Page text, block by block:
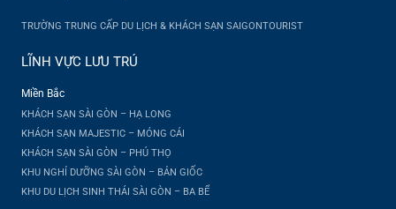
TRƯỜNG TRUNG CẤP DU LỊCH & KHÁCH SẠN SAIGONTOURIST
LĨNH VỰC LƯU TRÚ
Miền Bắc
KHÁCH SẠN SÀI GÒN – HẠ LONG
KHÁCH SẠN MAJESTIC – MÓNG CÁI
KHÁCH SẠN SÀI GÒN – PHÚ THỌ
KHU NGHỈ DƯỠNG SÀI GÒN – BẢN GIỐC
KHU DU LỊCH SINH THÁI SÀI GÒN – BA BỂ